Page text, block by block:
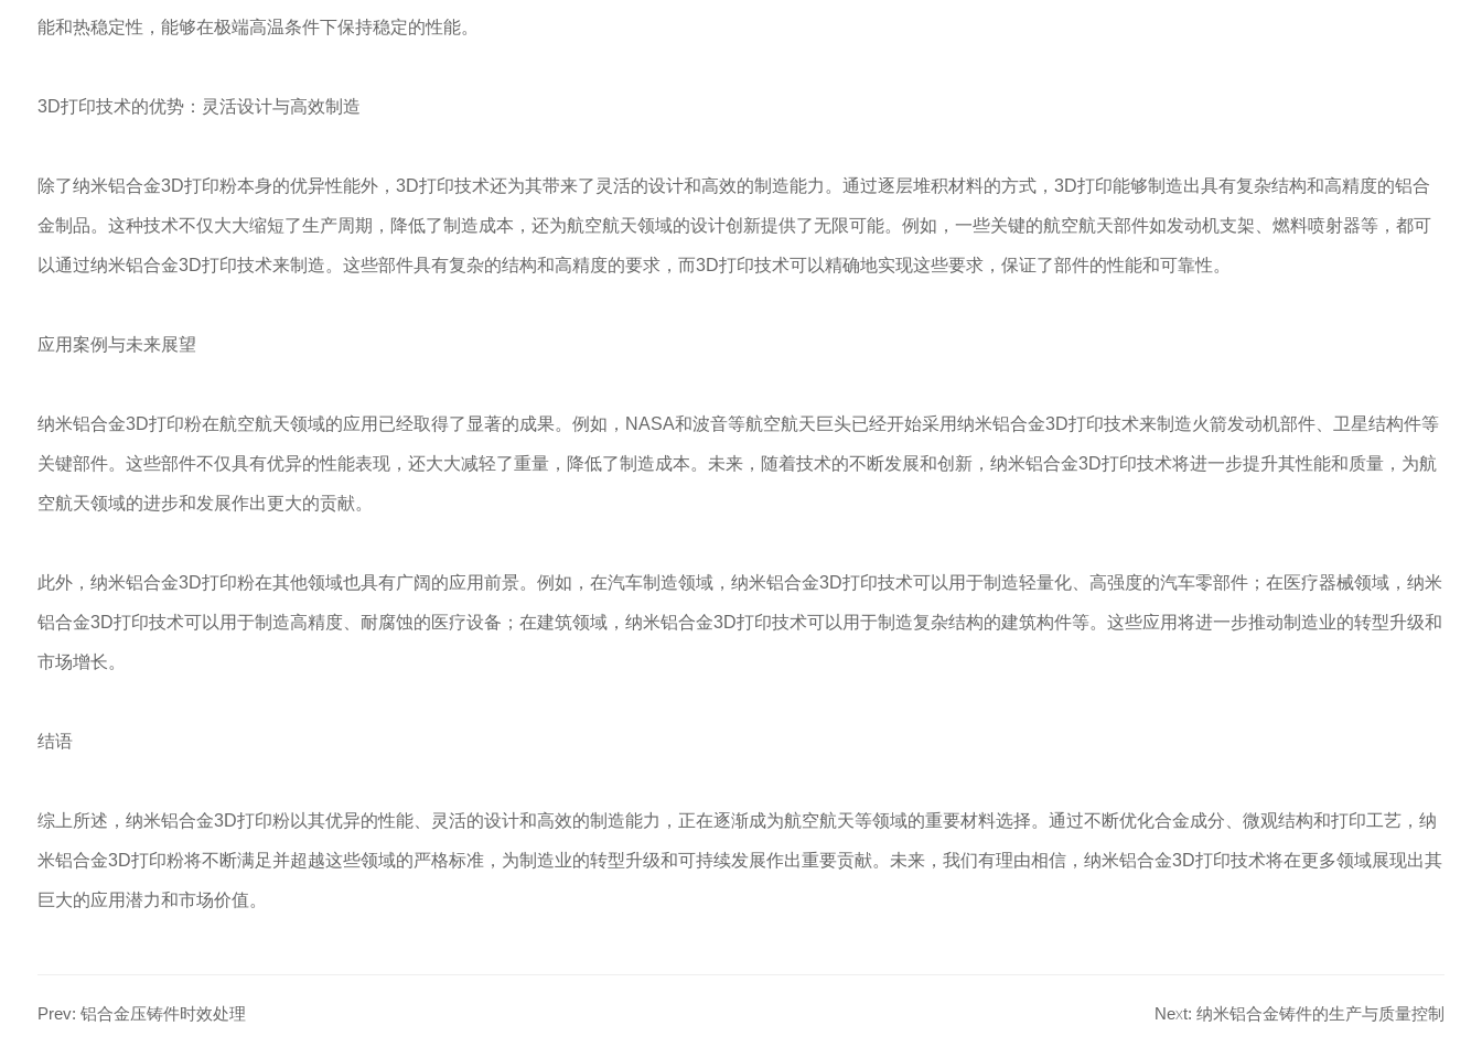
能和热稳定性，能够在极端高温条件下保持稳定的性能。
3D打印技术的优势：灵活设计与高效制造
除了纳米铝合金3D打印粉本身的优异性能外，3D打印技术还为其带来了灵活的设计和高效的制造能力。通过逐层堆积材料的方式，3D打印能够制造出具有复杂结构和高精度的铝合
金制品。这种技术不仅大大缩短了生产周期，降低了制造成本，还为航空航天领域的设计创新提供了无限可能。例如，一些关键的航空航天部件如发动机支架、燃料喷射器等，都可
以通过纳米铝合金3D打印技术来制造。这些部件具有复杂的结构和高精度的要求，而3D打印技术可以精确地实现这些要求，保证了部件的性能和可靠性。
应用案例与未来展望
纳米铝合金3D打印粉在航空航天领域的应用已经取得了显著的成果。例如，NASA和波音等航空航天巨头已经开始采用纳米铝合金3D打印技术来制造火箭发动机部件、卫星结构件等
关键部件。这些部件不仅具有优异的性能表现，还大大减轻了重量，降低了制造成本。未来，随着技术的不断发展和创新，纳米铝合金3D打印技术将进一步提升其性能和质量，为航
空航天领域的进步和发展作出更大的贡献。
此外，纳米铝合金3D打印粉在其他领域也具有广阔的应用前景。例如，在汽车制造领域，纳米铝合金3D打印技术可以用于制造轻量化、高强度的汽车零部件；在医疗器械领域，纳米
铝合金3D打印技术可以用于制造高精度、耐腐蚀的医疗设备；在建筑领域，纳米铝合金3D打印技术可以用于制造复杂结构的建筑构件等。这些应用将进一步推动制造业的转型升级和
市场增长。
结语
综上所述，纳米铝合金3D打印粉以其优异的性能、灵活的设计和高效的制造能力，正在逐渐成为航空航天等领域的重要材料选择。通过不断优化合金成分、微观结构和打印工艺，纳
米铝合金3D打印粉将不断满足并超越这些领域的严格标准，为制造业的转型升级和可持续发展作出重要贡献。未来，我们有理由相信，纳米铝合金3D打印技术将在更多领域展现出其
巨大的应用潜力和市场价值。
Prev: 铝合金压铸件时效处理 Next: 纳米铝合金铸件的生产与质量控制